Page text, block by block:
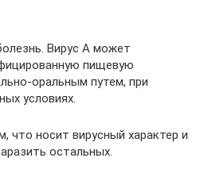
Вирус A может
пищевую
оральным путем, при
условиях.
что носит вирусный характер и
остальных.